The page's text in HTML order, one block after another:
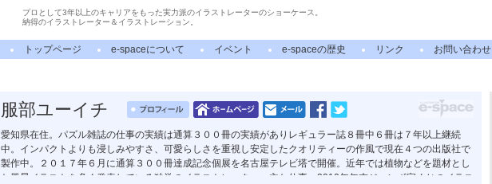
プロとして3年以上のキャリアをもった実力派のイラストレーターのショーケース。
納得のイラストレーター＆イラストレーション。
トップページ e-spaceについて イベント e-spaceの歴史 リンク お問い合わせ
服部ユーイチ
愛知県在住。パズル雑誌の仕事の実績は通算３００冊の実績がありレギュラー誌８冊中６冊は７年以上継続
中。インパクトよりも浸しみやすさ、可愛らしさを重視し安定したクオリティーの作風で現在４つの出版社で
製作中。２０１７年６月に通算３００冊達成記念個展を名古屋テレビ塔で開催。近年では植物などを題材とし
た風景イラストを多く発表している独学のイラストレーター。主な仕事 2010年年末ジャンボ宝くじのイラス